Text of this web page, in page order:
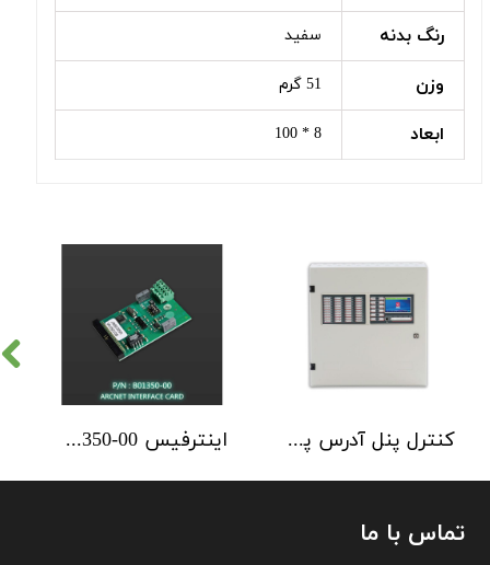
رنگ بدنه سفید
وزن 51 گرم
ابعاد 8 * 100
اینترفیس NSC | ArcNET B01350-00 کنترل پنل آدرس پذیر C-TEC سری ZFP یک تا 4 لوپ کابینت استاندارد
تماس با ما